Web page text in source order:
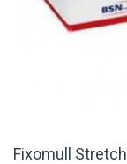
Fixomull